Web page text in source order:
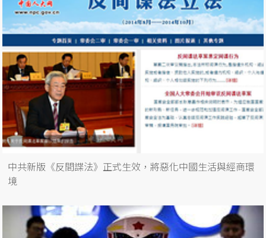
中共新版《反間諜法》正式生效，將惡化中國生活與經商環
境